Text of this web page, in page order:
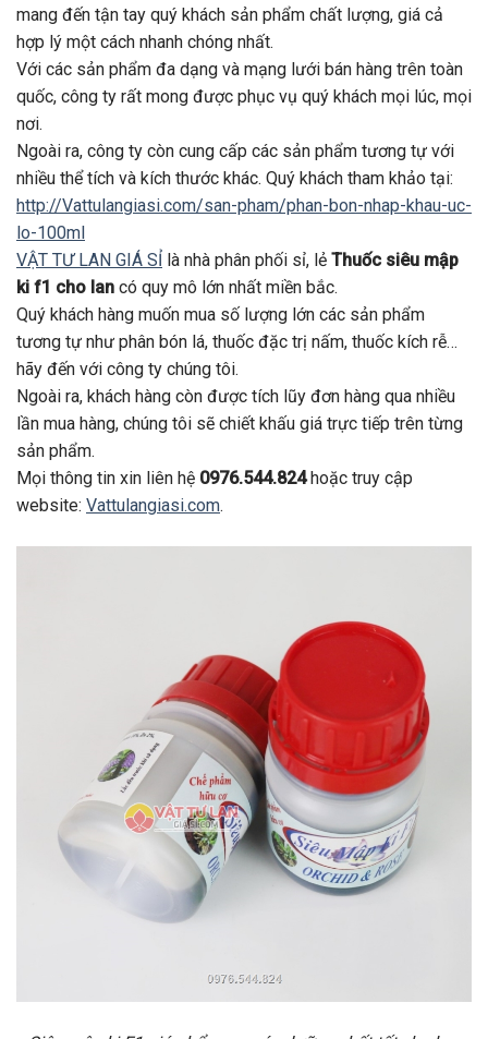
mang đến tận tay quý khách sản phẩm chất lượng, giá cả
hợp lý một cách nhanh chóng nhất.
Với các sản phẩm đa dạng và mạng lưới bán hàng trên toàn
quốc, công ty rất mong được phục vụ quý khách mọi lúc, mọi
nơi.
Ngoài ra, công ty còn cung cấp các sản phẩm tương tự với
nhiều thể tích và kích thước khác. Quý khách tham khảo tại:
http://Vattulangiasi.com/san-pham/phan-bon-nhap-khau-uc-
lo-100ml
VẬT TƯ LAN GIÁ SỈ là nhà phân phối sỉ, lẻ Thuốc siêu mập
ki f1 cho lan có quy mô lớn nhất miền bắc.
Quý khách hàng muốn mua số lượng lớn các sản phẩm
tương tự như phân bón lá, thuốc đặc trị nấm, thuốc kích rễ…
hãy đến với công ty chúng tôi.
Ngoài ra, khách hàng còn được tích lũy đơn hàng qua nhiều
lần mua hàng, chúng tôi sẽ chiết khấu giá trực tiếp trên từng
sản phẩm.
Mọi thông tin xin liên hệ 0976.544.824hoặc truy cập
website: Vattulangiasi.com.